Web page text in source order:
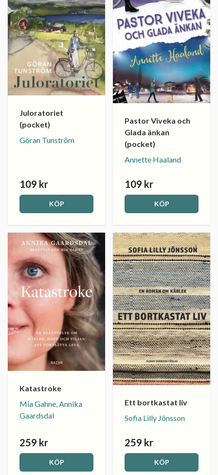
Juloratoriet
(pocket)
Göran Tunström
109 kr
KÖP
Pastor Viveka och
Glada änkan
(pocket)
Annette Haaland
109 kr
KÖP
Katastroke
Mia Gahne, Annika
Gaardsdal
259 kr
KÖP
Ett bortkastat liv
Sofia Lilly Jönsson
259 kr
KÖP